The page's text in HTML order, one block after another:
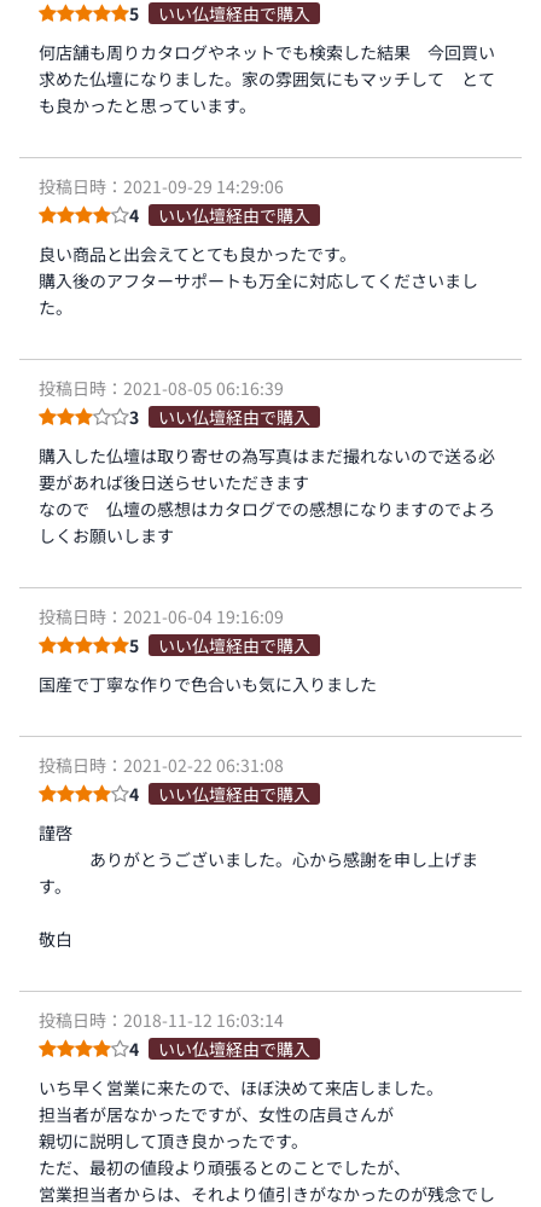
5
いい仏壇経由で購入
何店舗も周りカタログやネットでも検索した結果 今回買い
求めた仏壇になりました。家の雰囲気にもマッチして とて
も良かったと思っています。
投稿日時：2021-09-29 14:29:06
4
いい仏壇経由で購入
良い商品と出会えてとても良かったです。
購入後のアフターサポートも万全に対応してくださいまし
た。
投稿日時：2021-08-05 06:16:39
3
いい仏壇経由で購入
購入した仏壇は取り寄せの為写真はまだ撮れないので送る必
要があれば後日送らせいただきます
なので 仏壇の感想はカタログでの感想になりますのでよろ
しくお願いします
投稿日時：2021-06-04 19:16:09
5
いい仏壇経由で購入
国産で丁寧な作りで色合いも気に入りました
投稿日時：2021-02-22 06:31:08
4
いい仏壇経由で購入
謹啓
ありがとうございました。心から感謝を申し上げま
す。
敬白
投稿日時：2018-11-12 16:03:14
4
いい仏壇経由で購入
いち早く営業に来たので、ほぼ決めて来店しました。
担当者が居なかったですが、女性の店員さんが
親切に説明して頂き良かったです。
ただ、最初の値段より頑張るとのことでしたが、
営業担当者からは、それより値引きがなかったのが残念でし